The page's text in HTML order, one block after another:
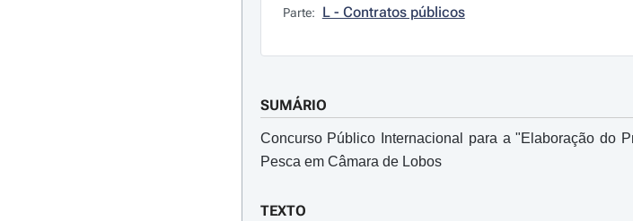
Parte: L - Contratos públicos
SUMÁRIO
Concurso Público Internacional para a "Elaboração do
Pesca em Câmara de Lobos
TEXTO